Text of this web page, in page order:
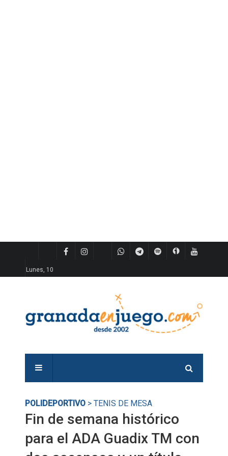
Lunes, 10
POLIDEPORTIVO > TENIS DE MESA
Fin de semana histórico
para el ADA Guadix TM con